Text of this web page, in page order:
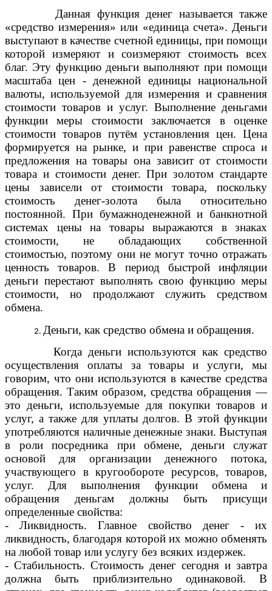
Данная функция денег называется также
«средство измерения» или «единица счета». Деньги
выступают в качестве счетной единицы, при помощи
которой измеряют и соизмеряют стоимость всех
благ. Эту функцию деньги выполняют при помощи
масштаба цен - денежной единицы национальной
валюты, используемой для измерения и сравнения
стоимости товаров и услуг. Выполнение деньгами
функции меры стоимости заключается в оценке
стоимости товаров путём установления цен. Цена
формируется на рынке, и при равенстве спроса и
предложения на товары она зависит от стоимости
товара и стоимости денег. При золотом стандарте
цены зависели от стоимости товара, поскольку
стоимость денег-золота была относительно
постоянной. При бумажноденежной и банкнотной
системах цены на товары выражаются в знаках
стоимости, не обладающих собственной
стоимостью, поэтому они не могут точно отражать
ценность товаров. В период быстрой инфляции
деньги перестают выполнять свою функцию меры
стоимости, но продолжают служить средством
обмена.
Деньги, как средство обмена и обращения.
Когда деньги используются как средство
осуществления оплаты за товары и услуги, мы
говорим, что они используются в качестве средства
обращения. Таким образом, средства обращения —
это деньги, используемые для покупки товаров и
услуг, а также для уплаты долгов. В этой функции
употребляются наличные денежные знаки. Выступая
в роли посредника при обмене, деньги служат
основой для организации денежного потока,
участвующего в кругообороте ресурсов, товаров,
услуг. Для выполнения функции обмена и
обращения деньгам должны быть присущи
определенные свойства:
- Ликвидность. Главное свойство денег - их
ликвидность, благодаря которой их можно обменять
на любой товар или услугу без всяких издержек.
- Стабильность. Стоимость денег сегодня и завтра
должна быть приблизительно одинаковой. В